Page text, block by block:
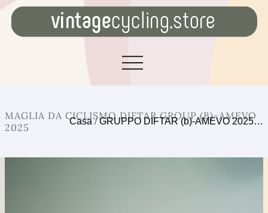
MAGLIA DA CICLISMO DIFTAR GROUP (B)-AMEVO
2025
Casa/GRUPPO DIFTAR (b)-AMEVO 2025…